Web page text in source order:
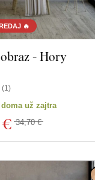
🔥
- Hory
(1 )
už zajtra
€ 34,70 €